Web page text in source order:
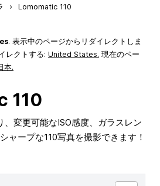
› Lomomatic 110
. 表示中のページからリダイレクトしま
レクトする: United States. 現在のペー
本.
110
、変更可能なISO感度、ガラスレン
ャープな110写真を撮影できます！